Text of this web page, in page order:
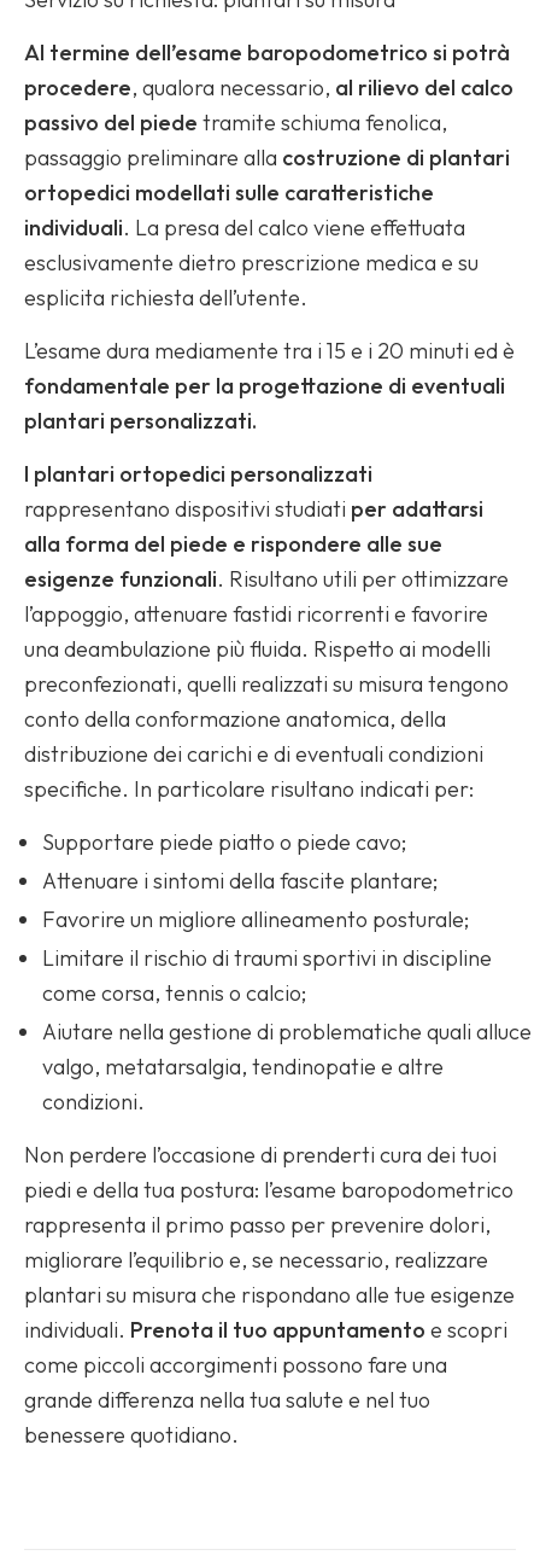
Al termine dell’esame baropodometrico si potrà
procedere, qualora necessario, al rilievo del calco
passivo del piede tramite schiuma fenolica,
passaggio preliminare alla costruzione di plantari
ortopedici modellati sulle caratteristiche
individuali. La presa del calco viene effettuata
esclusivamente dietro prescrizione medica e su
esplicita richiesta dell’utente.
L’esame dura mediamente tra i 15 e i 20 minuti ed è
fondamentale per la progettazione di eventuali
plantari personalizzati.
I plantari ortopedici personalizzati
rappresentano dispositivi studiati per adattarsi
alla forma del piede e rispondere alle sue
esigenze funzionali. Risultano utili per ottimizzare
l’appoggio, attenuare fastidi ricorrenti e favorire
una deambulazione più fluida. Rispetto ai modelli
preconfezionati, quelli realizzati su misura tengono
conto della conformazione anatomica, della
distribuzione dei carichi e di eventuali condizioni
specifiche. In particolare risultano indicati per:
Supportare piede piatto o piede cavo;
Attenuare i sintomi della fascite plantare;
Favorire un migliore allineamento posturale;
Limitare il rischio di traumi sportivi in discipline
come corsa, tennis o calcio;
Aiutare nella gestione di problematiche quali alluce
valgo, metatarsalgia, tendinopatie e altre
condizioni.
Non perdere l’occasione di prenderti cura dei tuoi
piedi e della tua postura: l’esame baropodometrico
rappresenta il primo passo per prevenire dolori,
migliorare l’equilibrio e, se necessario, realizzare
plantari su misura che rispondano alle tue esigenze
individuali. Prenota il tuo appuntamento e scopri
come piccoli accorgimenti possono fare una
grande differenza nella tua salute e nel tuo
benessere quotidiano.